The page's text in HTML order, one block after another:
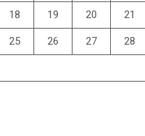
18 19 20 21
25 26 27 28